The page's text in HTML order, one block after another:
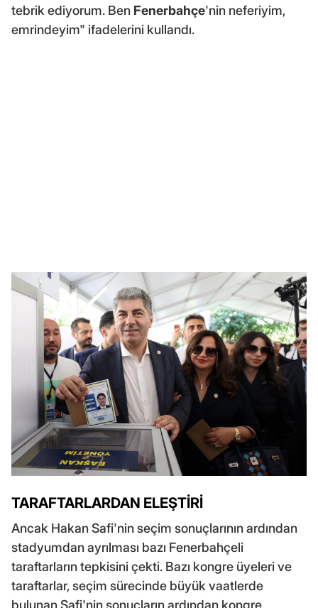
tebrik ediyorum. Ben Fenerbahçe'nin neferiyim,
emrindeyim" ifadelerini kullandı.
TARAFTARLARDAN ELEŞTİRİ
Ancak Hakan Safi'nin seçim sonuçlarının ardından
stadyumdan ayrılması bazı Fenerbahçeli
taraftarların tepkisini çekti. Bazı kongre üyeleri ve
taraftarlar, seçim sürecinde büyük vaatlerde
bulunan Safi'nin sonuçların ardından kongre